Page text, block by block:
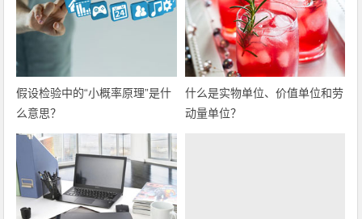
假设检验中的“小概率原理”是什
么意思？
什么是实物单位、价值单位和劳
动量单位？